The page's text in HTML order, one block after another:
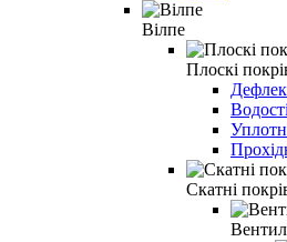
Вілпе
Плоскі
Скатні